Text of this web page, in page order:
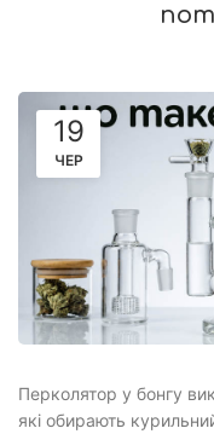
19
ЧЕР
Перколятор у бонгу
які обирають